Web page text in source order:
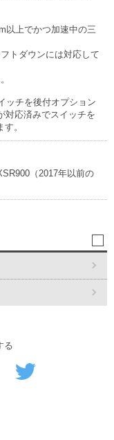
以上でかつ加速中の三
トダウンには対応して
ッチを後付オプション
対応済みでスイッチを
。
（2017年以前の
る